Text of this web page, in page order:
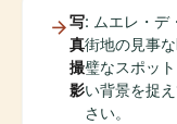
写
真
撮
影
: ムエレ・デ
街地の見事
璧なスポッ
い背景を捉
さい。